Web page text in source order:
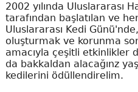
2002 yılında Uluslararası
tarafından başlatılan ve
Uluslararası Kedi
oluşturmak ve korunma
amacıyla çeşitli etkinlikler
da bakkaldan alacağınz
kedilerini ödüllendirelim.